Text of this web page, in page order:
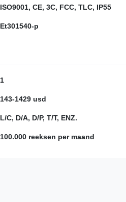
ISO9001, CE, 3C, FCC, TLC, IP55
Et301540-p
1
143-1429 usd
L/C, D/A, D/P, T/T, ENZ.
100.000 reeksen per maand